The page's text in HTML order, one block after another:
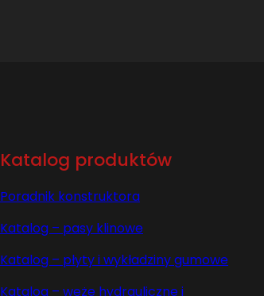
Katalog produktów
Poradnik konstruktora
Katalog – pasy klinowe
Katalog – płyty i wykładziny gumowe
Katalog – węże hydrauliczne i